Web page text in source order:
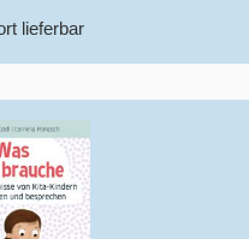
lieferbar
brauche – 30